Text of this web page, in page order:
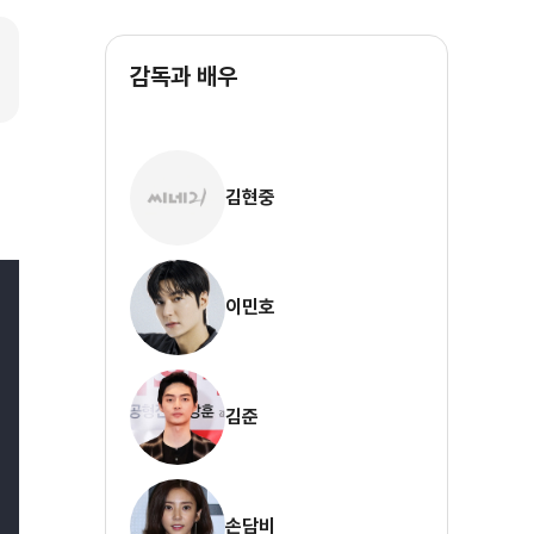
감독과 배우
김현중
이민호
김준
손담비